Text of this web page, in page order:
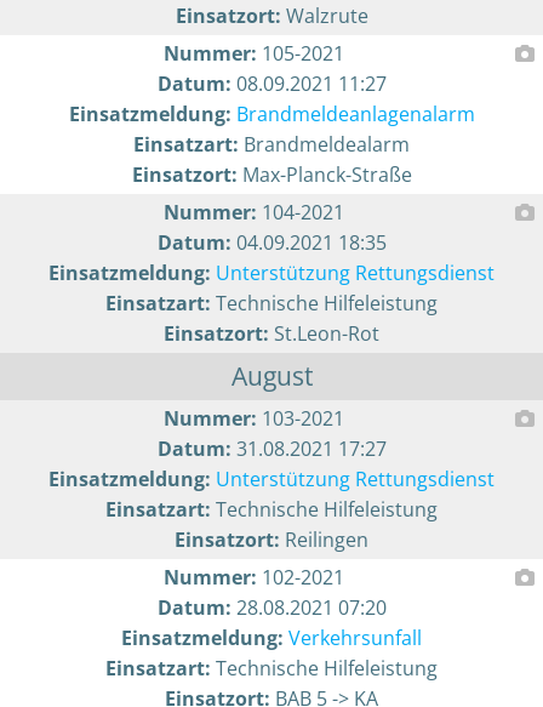
Einsatzort: Walzrute
Nummer: 105-2021
Datum: 08.09.2021 11:27
Einsatzmeldung: Brandmeldeanlagenalarm
Einsatzart: Brandmeldealarm
Einsatzort: Max-Planck-Straße
Nummer: 104-2021
Datum: 04.09.2021 18:35
Einsatzmeldung: Unterstützung Rettungsdienst
Einsatzart: Technische Hilfeleistung
Einsatzort: St.Leon-Rot
August
Nummer: 103-2021
Datum: 31.08.2021 17:27
Einsatzmeldung: Unterstützung Rettungsdienst
Einsatzart: Technische Hilfeleistung
Einsatzort: Reilingen
Nummer: 102-2021
Datum: 28.08.2021 07:20
Einsatzmeldung: Verkehrsunfall
Einsatzart: Technische Hilfeleistung
Einsatzort: BAB 5 -> KA